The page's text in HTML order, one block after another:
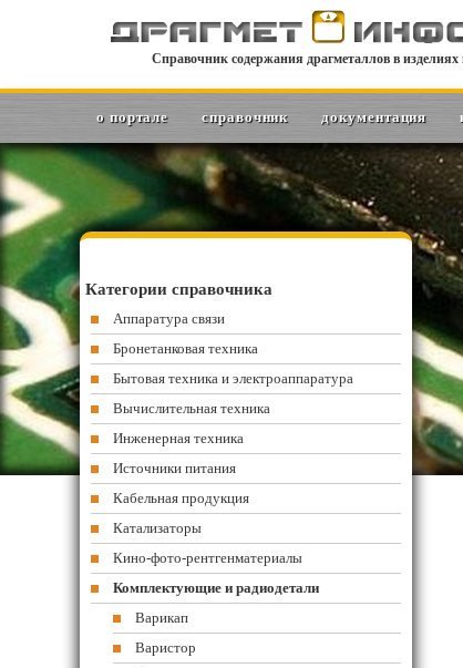
Справочник содержания драгметаллов в изделиях
о портале справочник документация
Категории справочника
Аппаратура связи
Бронетанковая техника
Бытовая техника и электроаппаратура
Вычислительная техника
Инженерная техника
Источники питания
Кабельная продукция
Катализаторы
Кино-фото-рентгенматериалы
Комплектующие и радиодетали
Варикап
Варистор